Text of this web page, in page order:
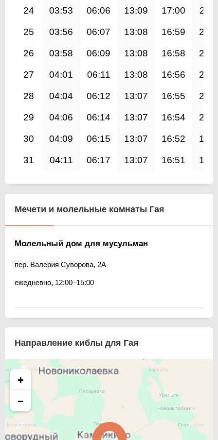
24 03:53 06:06 13:09 17:00
25 03:56 06:07 13:08 16:59
26 03:58 06:09 13:08 16:58
27 04:01 06:11 13:08 16:56
28 04:04 06:12 13:07 16:55
29 04:06 06:14 13:07 16:54
30 04:09 06:15 13:07 16:52
31 04:11 06:17 13:07 16:51
Мечети и молельные комнаты Гая
Молельный дом для мусульман
пер. Валерия Суворова, 2А
ежедневно, 12:00–15:00
Направление киблы для Гая
+
−